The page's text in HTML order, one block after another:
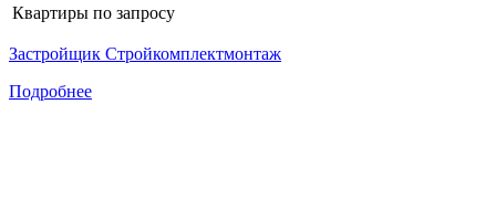
Квартиры по запросу
Застройщик Стройкомплектмонтаж
Подробнее